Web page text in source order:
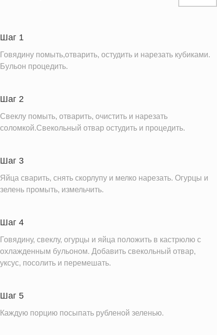
Пищевые волокна
Сахар
Холестерин
Натрий
Магний
Кальций
100.0 мг
Калий
Фолиевая кислота
128.0 мкг
Витамин С
Витамин Д
Витамин Е
0.9 мг
Насыщенные жиры
3.2 г
Трансжиры
0.3 г
Информация для одной порции
Шаг 1
Говядину помыть,отварить, остудить и нарезать кубиками.
Бульон процедить.
Шаг 2
Свеклу помыть, отварить, очистить и нарезать
соломкой.Свекольный отвар остудить и процедить.
Шаг 3
Яйца сварить, снять скорлупу и мелко нарезать. Огурцы и
зелень промыть, измельчить.
Шаг 4
Говядину, свеклу, огурцы и яйца положить в кастрюлю с
охлажденным бульоном. Добавить свекольный отвар,
уксус, посолить и перемешать.
Шаг 5
Каждую порцию посыпать рубленой зеленью.